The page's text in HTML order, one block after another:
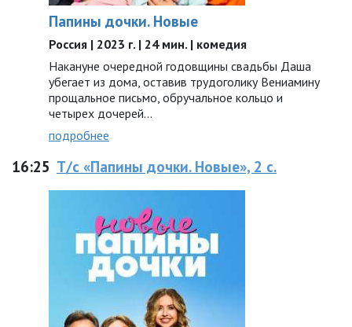
Папины дочки. Новые
Россия | 2023 г. | 24 мин. | комедия
Накануне очередной годовщины свадьбы Даша
убегает из дома, оставив трудоголику Вениамину
прощальное письмо, обручальное кольцо и
четырех дочерей...
подробнее
16:25 Т/с «Папины дочки. Новые», 2 с.